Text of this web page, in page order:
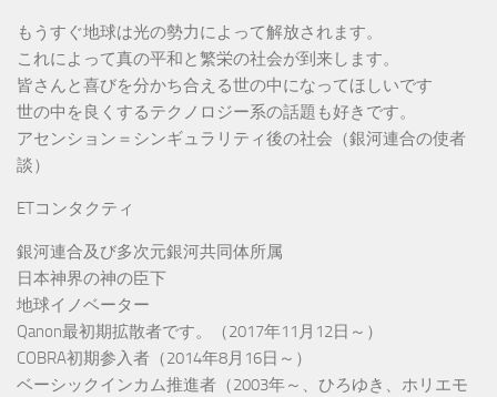
もうすぐ地球は光の勢力によって解放されます。
これによって真の平和と繁栄の社会が到来します。
皆さんと喜びを分かち合える世の中になってほしいです
世の中を良くするテクノロジー系の話題も好きです。
アセンション＝シンギュラリティ後の社会（銀河連合の使者
談）
ETコンタクティ
銀河連合及び多次元銀河共同体所属
日本神界の神の臣下
地球イノベーター
Qanon最初期拡散者です。（2017年11月12日～）
COBRA初期参入者（2014年8月16日～）
ベーシックインカム推進者（2003年～、ひろゆき、ホリエモ